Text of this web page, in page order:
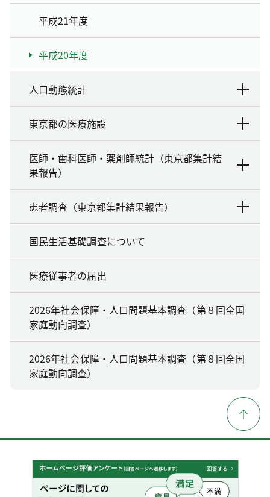
平成21年度
平成20年度
人口動態統計
東京都の医療施設
医師・歯科医師・薬剤師統計（東京都集計結
果報告）
患者調査（東京都集計結果報告）
国民生活基礎調査について
医療従事者の届出
2026年社会保障・人口問題基本調査（第８回全国
家庭動向調査）
2026年社会保障・人口問題基本調査（第８回全国
家庭動向調査）